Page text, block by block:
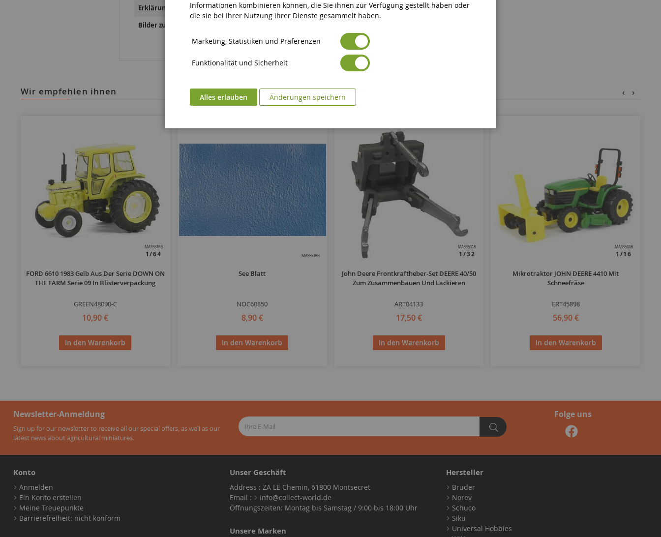
Erklärungen zur Produktsicherheit Avertissement : ne convient pas aux enfants de moins de 3 ans.
Bilder zur Produktsicherheit Marquage CE
wir empfehlen ihnen
MASSSTAB
1/64
FORD 6610 1983 Gelb Aus Der Serie DOWN ON
THE FARM Serie 09 In Blisterverpackung
GREEN48090-C
10,90 €
In den Warenkorb
MASSSTAB
See Blatt
NOC60850
8,90 €
In den Warenkorb
MASSSTAB
1/32
John Deere Frontkraftheber-Set DEERE 40/50
Zum Zusammenbauen Und Lackieren
ART04133
17,50 €
In den Warenkorb
MASSSTAB
1/16
Mikrotraktor JOHN DEERE 4410 Mit
Schneefräse
ERT45898
56,90 €
In den Warenkorb
‹ ›
Newsletter-Anmeldung
Sign up for our newsletter to receive all our special offers, as well as our
latest news about agricultural miniatures.
Folge uns
Konto
Anmelden
Ein Konto erstellen
Meine Treuepunkte
Barrierefreiheit: nicht konform
Unser Geschäft
Address : ZA LE Chemin, 61800 Montsecret
Email :
info@collect-world.de
Öffnungszeiten: Montag bis Samstag / 9:00 bis 18:00 Uhr
Unsere Marken
Hersteller
Bruder
Norev
Schuco
Siku
Universal Hobbies
Informationen kombinieren können, die Sie ihnen zur Verfügung gestellt haben oder
die sie bei Ihrer Nutzung ihrer Dienste gesammelt haben.
Marketing, Statistiken und Präferenzen
Funktionalität und Sicherheit
Alles erlauben Änderungen speichern